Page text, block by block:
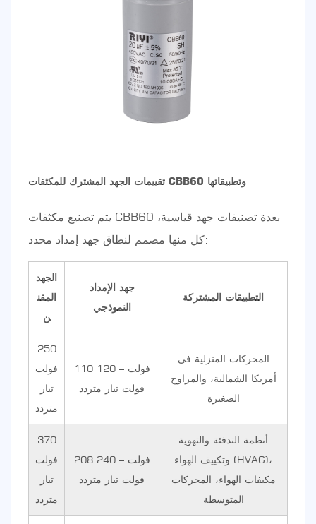
تقييمات الجهد المشترك للمكثفات CBB60 وتطبيقاتها
يتم تصنيع مكثفات CBB60 بعدة تصنيفات جهد قياسية،
كل منها مصمم لنطاق جهد إمداد محدد:
الجهد
المقن
ن
جهد الإمداد
النموذجي
التطبيقات المشتركة
250
فولت
تيار
متردد
110 فولت – 120
فولت تيار متردد
المحركات المنزلية في
أمريكا الشمالية، والمراوح
الصغيرة
370
فولت
تيار
متردد
208 فولت – 240
فولت تيار متردد
أنظمة التدفئة والتهوية
وتكييف الهواء (HVAC)،
مكيفات الهواء، المحركات
المتوسطة